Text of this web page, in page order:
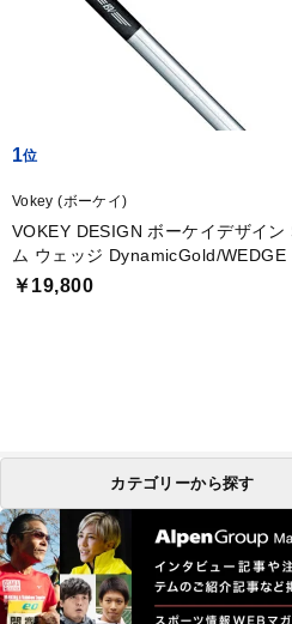
1
Vokey (ボーケイ)
VOKEY DESIGN ボーケイデザイ
ム ウェッジ DynamicGold/WEDGE
￥19,800
カテゴリーから探す